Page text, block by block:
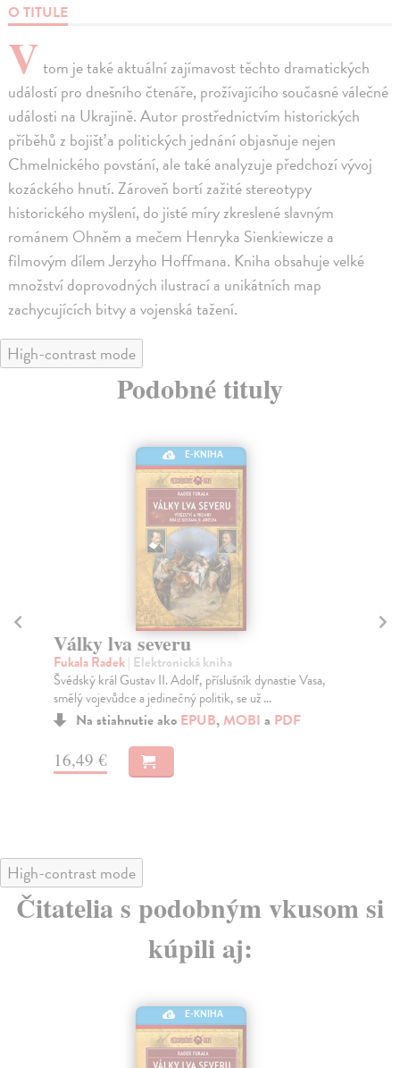
O TITULE
Vtom je také aktuální zajímavost těchto dramatických
událostí pro dnešního čtenáře, prožívajícího současné válečné
události na Ukrajině. Autor prostřednictvím historických
příběhů z bojišť a politických jednání objasňuje nejen
Chmelnického povstání, ale také analyzuje předchozí vývoj
kozáckého hnutí. Zároveň bortí zažité stereotypy
historického myšlení, do jisté míry zkreslené slavným
románem Ohněm a mečem Henryka Sienkiewicze a
filmovým dílem Jerzyho Hoffmana. Kniha obsahuje velké
množství doprovodných ilustrací a unikátních map
zachycujících bitvy a vojenská tažení.
High-contrast mode
Podobné tituly
Dějiny druhé světové války
Hart Liddell| Elektronická kniha
Liddell Hart je považován za „nejvlivnějšího armádního
spisovatele Británie“, byl nejen předním voje...
Na stiahnutie ako EPUBaMOBI
15,60 €
High-contrast mode
Čitatelia s podobným vkusom si
kúpili aj: